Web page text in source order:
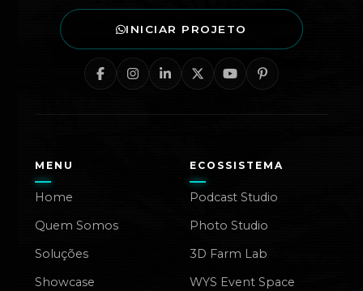
INICIAR PROJETO
MENU
Home
Quem Somos
Soluções
Showcase
ECOSSISTEMA
Podcast Studio
Photo Studio
3D Farm Lab
WYS Event Space